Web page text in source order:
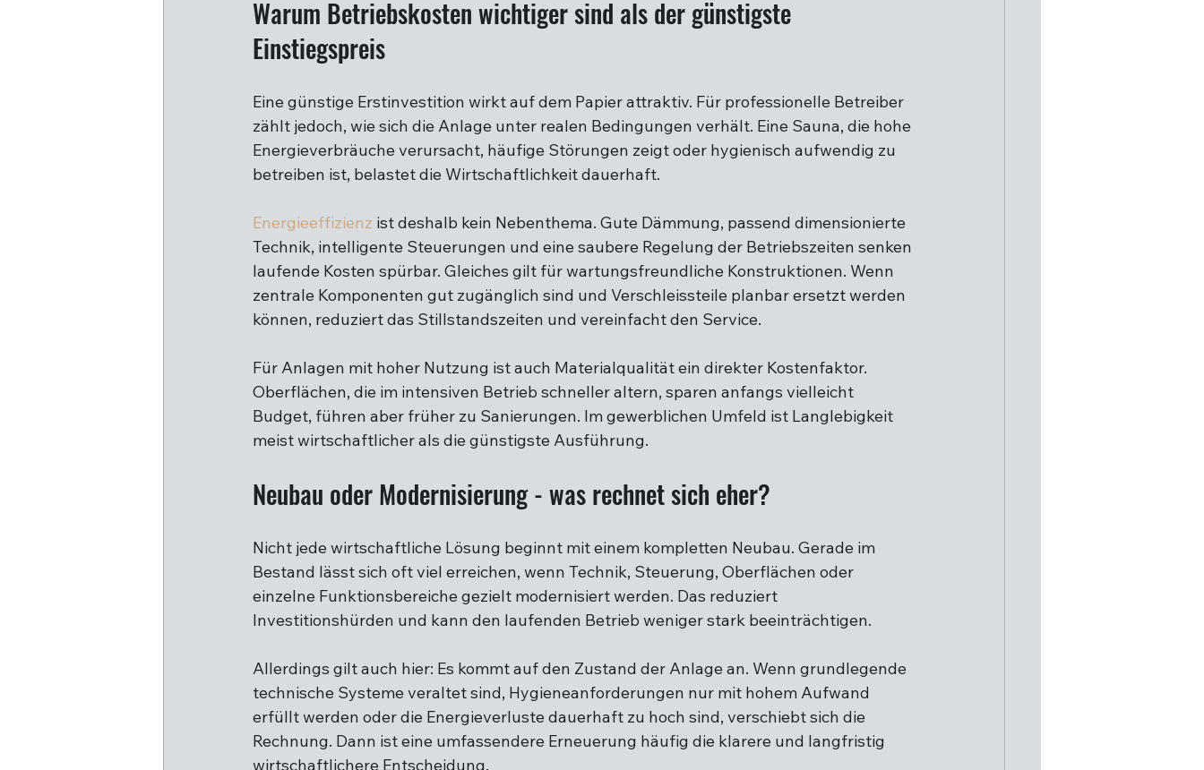
Warum Betriebskosten wichtiger sind als der günstigste
Einstiegspreis
Eine günstige Erstinvestition wirkt auf dem Papier attraktiv. Für professionelle Betreiber
zählt jedoch, wie sich die Anlage unter realen Bedingungen verhält. Eine Sauna, die hohe
Energieverbräuche verursacht, häufige Störungen zeigt oder hygienisch aufwendig zu
betreiben ist, belastet die Wirtschaftlichkeit dauerhaft.
Energieeffizienz ist deshalb kein Nebenthema. Gute Dämmung, passend dimensionierte
Technik, intelligente Steuerungen und eine saubere Regelung der Betriebszeiten senken
laufende Kosten spürbar. Gleiches gilt für wartungsfreundliche Konstruktionen. Wenn
zentrale Komponenten gut zugänglich sind und Verschleissteile planbar ersetzt werden
können, reduziert das Stillstandszeiten und vereinfacht den Service.
Für Anlagen mit hoher Nutzung ist auch Materialqualität ein direkter Kostenfaktor.
Oberflächen, die im intensiven Betrieb schneller altern, sparen anfangs vielleicht
Budget, führen aber früher zu Sanierungen. Im gewerblichen Umfeld ist Langlebigkeit
meist wirtschaftlicher als die günstigste Ausführung.
Neubau oder Modernisierung - was rechnet sich eher?
Nicht jede wirtschaftliche Lösung beginnt mit einem kompletten Neubau. Gerade im
Bestand lässt sich oft viel erreichen, wenn Technik, Steuerung, Oberflächen oder
einzelne Funktionsbereiche gezielt modernisiert werden. Das reduziert
Investitionshürden und kann den laufenden Betrieb weniger stark beeinträchtigen.
Allerdings gilt auch hier: Es kommt auf den Zustand der Anlage an. Wenn grundlegende
technische Systeme veraltet sind, Hygieneanforderungen nur mit hohem Aufwand
erfüllt werden oder die Energieverluste dauerhaft zu hoch sind, verschiebt sich die
Rechnung. Dann ist eine umfassendere Erneuerung häufig die klarere und langfristig
wirtschaftlichere Entscheidung.